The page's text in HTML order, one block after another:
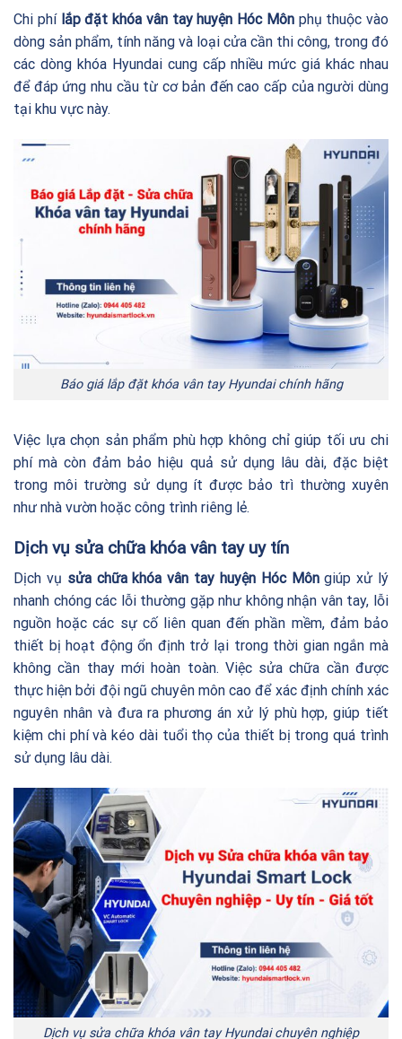
Chi phí lắp đặt khóa vân tay huyện Hóc Mônphụ thuộc vào
dòng sản phẩm, tính năng và loại cửa cần thi công, trong đó
các dòng khóa Hyundai cung cấp nhiều mức giá khác nhau
để đáp ứng nhu cầu từ cơ bản đến cao cấp của người dùng
tại khu vực này.
Báo giá lắp đặt khóa vân tay Hyundai chính hãng
Việc lựa chọn sản phẩm phù hợp không chỉ giúp tối ưu chi
phí mà còn đảm bảo hiệu quả sử dụng lâu dài, đặc biệt
trong môi trường sử dụng ít được bảo trì thường xuyên
như nhà vườn hoặc công trình riêng lẻ.
Dịch vụ sửa chữa khóa vân tay uy tín
Dịch vụ sửa chữa khóa vân tay huyện Hóc Môngiúp xử lý
nhanh chóng các lỗi thường gặp như không nhận vân tay, lỗi
nguồn hoặc các sự cố liên quan đến phần mềm, đảm bảo
thiết bị hoạt động ổn định trở lại trong thời gian ngắn mà
không cần thay mới hoàn toàn. Việc sửa chữa cần được
thực hiện bởi đội ngũ chuyên môn cao để xác định chính xác
nguyên nhân và đưa ra phương án xử lý phù hợp, giúp tiết
kiệm chi phí và kéo dài tuổi thọ của thiết bị trong quá trình
sử dụng lâu dài.
Dịch vụ sửa chữa khóa vân tay Hyundai chuyên nghiệp